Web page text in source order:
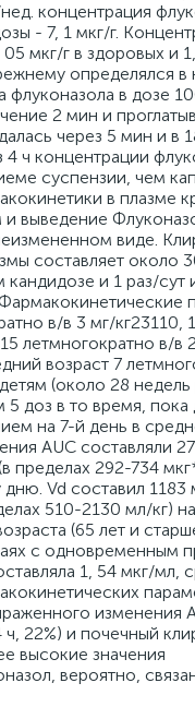
концентрация
- 7, 1 мкг/г.
мкг/г в здоровых и
определялся в
флуконазола в дозе
2 мин и
через 5 мин и в
ч концентрации
суспензии, чем
в плазме
выведение
виде.
составляет около
и 1 раз/сут
в/в 3 мг/кг23110,
летмногократно в/в
возраст 7
(около 28 недель
доз в то время, пока
на 7-й день в
AUC составляли
пределах 292-734
Vd составил 1183
510-2130 мл/кг)
(65 лет и
с одновременным
1, 54 мкг/мл,
изменения
22%) и почечный
высокие значения
вероятно,